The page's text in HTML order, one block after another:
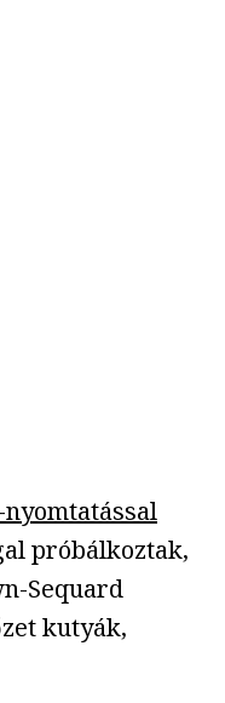
nyomtatással
próbálkoztak,
Sequard
kutyák,